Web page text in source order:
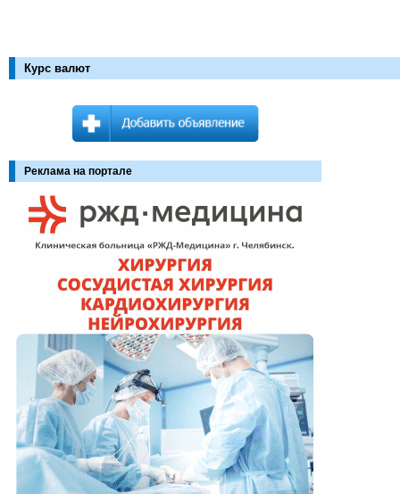
Курс валют
Реклама на портале